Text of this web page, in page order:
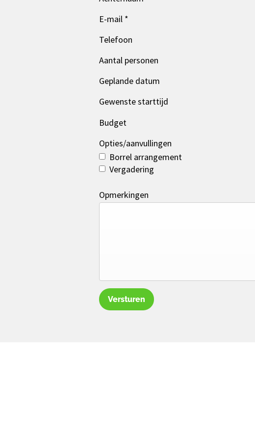
E-mail *
Telefoon
Aantal personen
Geplande datum
Gewenste starttijd
Budget
Opties/aanvullingen
Borrel arrangement
Vergadering
Opmerkingen
Versturen